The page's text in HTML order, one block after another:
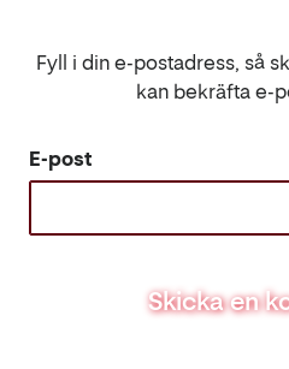
Fyll i din e-postadress, så
kan bekräfta e-
E-post
Skicka en